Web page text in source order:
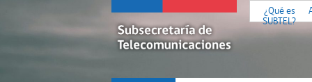
¿Qué es
SUBTEL?